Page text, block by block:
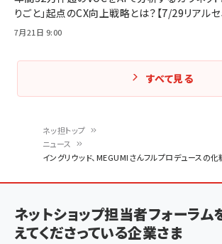
ン
く
ず
ネッ担トップ
ニュース
イングリウッド、MEGUMIさんフルプロデュースの
りごと」起点のCX向上戦略とは？【7/29リアル
7月21日 9:00
すべて見る
ネットショップ担当者フォーラム
えてくださっている企業さま